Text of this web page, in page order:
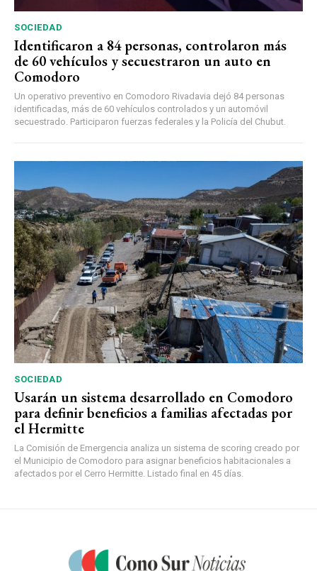
SOCIEDAD
Identificaron a 84 personas, controlaron más
de 60 vehículos y secuestraron un auto en
Comodoro
Un operativo preventivo en Comodoro Rivadavia dejó 84 personas
identificadas, más de 60 vehículos controlados y un automóvil
secuestrado. Participaron fuerzas federales y la Policía del Chubut.
SOCIEDAD
Usarán un sistema desarrollado en Comodoro
para definir beneficios a familias afectadas por
el Hermitte
La Comisión de Emergencia analiza un sistema de scoring creado por
el Municipio de Comodoro para asignar beneficios habitacionales a
afectados por el Cerro Hermitte. Listado final en 45 días.